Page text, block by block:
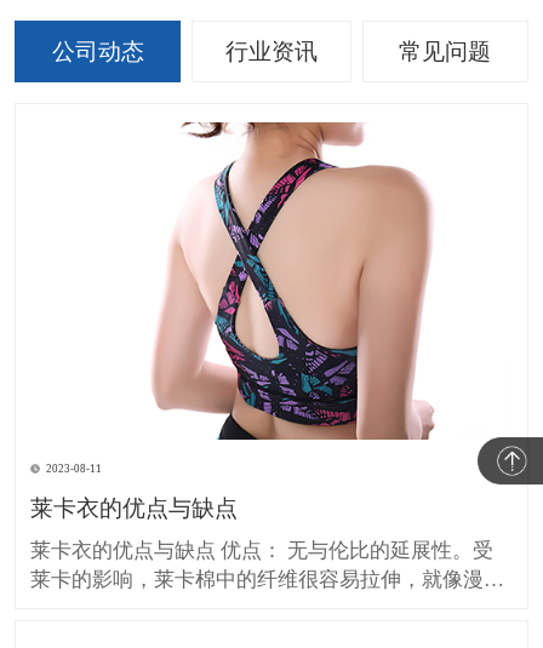
公司动态 行业资讯 常见问题
2023-08-11
莱卡衣的优点与缺点
莱卡衣的优点与缺点 优点： 无与伦比的延展性。受
莱卡的影响，莱卡棉中的纤维很容易拉伸，就像漫画